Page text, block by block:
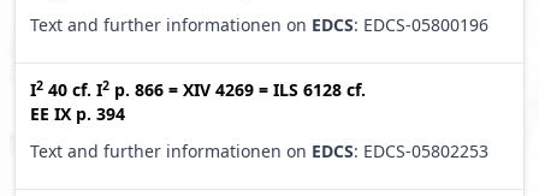
Text and further informationen on EDCS: EDCS-05800196
I2 40 cf. I2 p. 866 = XIV 4269 = ILS 6128 cf.
EE IX p. 394
Text and further informationen on EDCS: EDCS-05802253